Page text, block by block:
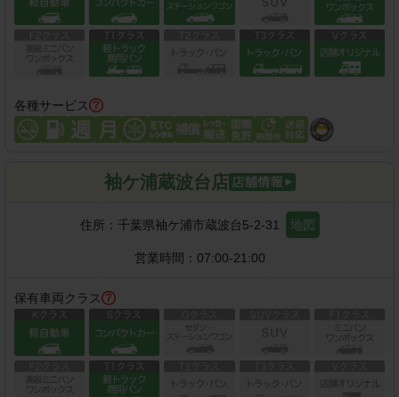
各種サービス
袖ケ浦蔵波台店
住所： 千葉県袖ケ浦市蔵波台5-2-31 地図
営業時間： 07:00-21:00
保有車両クラス